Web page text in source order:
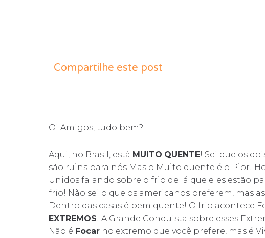
Compartilhe este post
Oi Amigos, tudo bem?
Aqui, no Brasil, está MUITO QUENTE! Sei que os
são ruins para nós Mas o Muito quente é o Pior!
Unidos falando sobre o frio de lá que eles estão
frio! Não sei o que os americanos preferem, mas
Dentro das casas é bem quente! O frio acontece
EXTREMOS! A Grande Conquista sobre esses
Não é Focarno extremo que você prefere, mas é